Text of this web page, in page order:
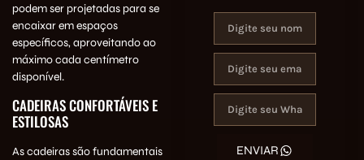
podem ser projetadas para se
encaixar em espaços
específicos, aproveitando ao
máximo cada centímetro
disponível.
CADEIRAS CONFORTÁVEIS E
ESTILOSAS
As cadeiras são fundamentais
ENVIAR